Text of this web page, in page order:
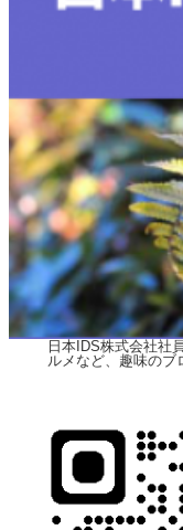
日本IDS株式会社社
ルメなど、趣味のブ